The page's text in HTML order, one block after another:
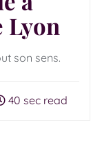
Lyon
son sens.
40 sec read